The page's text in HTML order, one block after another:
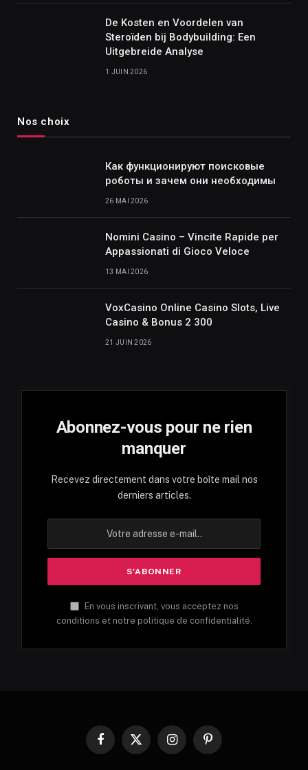
De Kosten en Voordelen van
Steroïden bij Bodybuilding: Een
Uitgebreide Analyse
1 JUIN 2026
Nos choix
Как функционируют поисковые
роботы и зачем они необходимы
26 MAI 2026
Nomini Casino – Vincite Rapide per
Appassionati di Gioco Veloce
13 MAI 2026
VoxCasino Online Casino Slots, Live
Casino & Bonus 2 300
21 JUIN 2026
Abonnez-vous pour ne rien
manquer
Recevez directement dans votre boîte mail nos
derniers articles.
En vous inscrivant, vous acceptez nos
conditions et notre politique de confidentialité.
Facebook
X
InstagramPinterest